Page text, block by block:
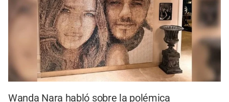
Wanda Nara habló sobre la polémica